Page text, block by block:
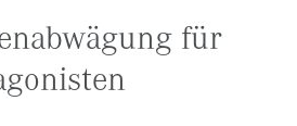
für